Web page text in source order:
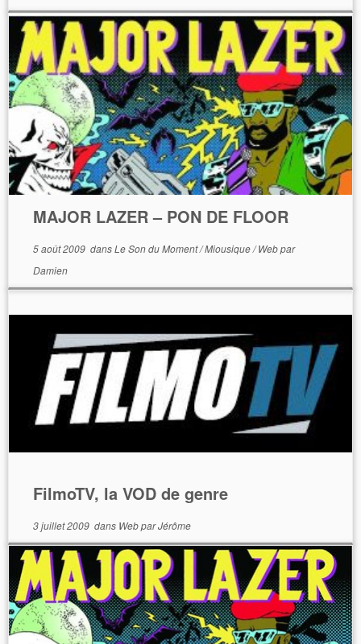
MAJOR LAZER – PON DE FLOOR
5 août 2009dansLe Son du Moment/Miousique/Webpar
Damien
FilmoTV, la VOD de genre
3 juillet 2009dans WebparJérôme